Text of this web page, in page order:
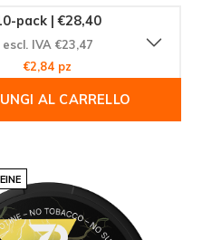
pack | €28,40
escl. IVA €23,47
€2,84 pz
AL CARRELLO